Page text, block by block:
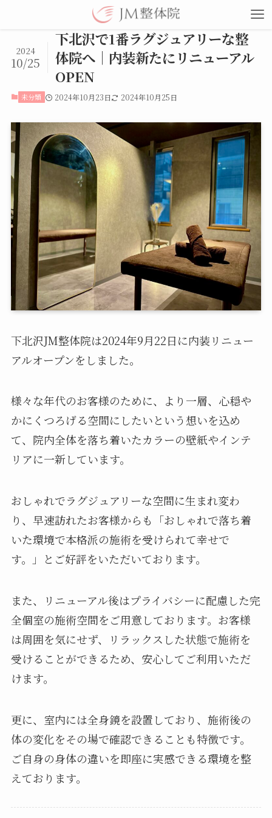
下北沢で1番ラグジュアリーな整
体院へ｜内装新たにリニューアル
OPEN
2024
10/25
未分類 2024年10月23日 2024年10月25日
下北沢JM整体院は2024年9月22日に内装リニュー
アルオープンをしました。
様々な年代のお客様のために、より一層、心穏や
かにくつろげる空間にしたいという想いを込め
て、院内全体を落ち着いたカラーの壁紙やインテ
リアに一新しています。
おしゃれでラグジュアリーな空間に生まれ変わ
り、早速訪れたお客様からも「おしゃれで落ち着
いた環境で本格派の施術を受けられて幸せで
す。」とご好評をいただいております。
また、リニューアル後はプライバシーに配慮した完
全個室の施術空間をご用意しております。お客様
は周囲を気にせず、リラックスした状態で施術を
受けることができるため、安心してご利用いただ
けます。
更に、室内には全身鏡を設置しており、施術後の
体の変化をその場で確認できることも特徴です。
ご自身の身体の違いを即座に実感できる環境を整
えております。